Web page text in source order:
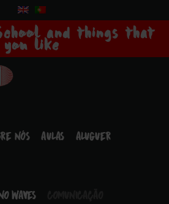
and things that
you like
NÓS AULAS ALUGUER
WAVES